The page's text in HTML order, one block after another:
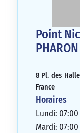
Point
PHARON
8 Pl. des
France
Horaires
Lundi: 07:00
Mardi: 07:00